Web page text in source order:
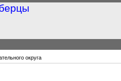
округа